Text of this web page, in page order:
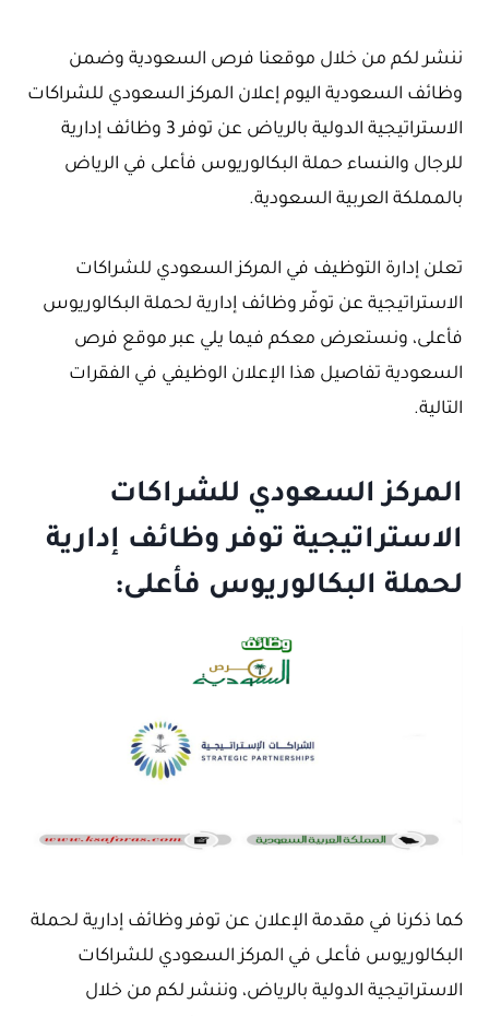
ننشر لكم من خلال موقعنا فرص السعودية وضمن
وظائف السعودية اليوم إعلان المركز السعودي للشراكات
الاستراتيجية الدولية بالرياض عن توفر 3 وظائف إدارية
للرجال والنساء حملة البكالوريوس فأعلى في الرياض
بالمملكة العربية السعودية.
تعلن إدارة التوظيف في المركز السعودي للشراكات
الاستراتيجية عن توفّر وظائف إدارية لحملة البكالوريوس
فأعلى، ونستعرض معكم فيما يلي عبر موقع فرص
السعودية تفاصيل هذا الإعلان الوظيفي في الفقرات
التالية.
المركز السعودي للشراكات
الاستراتيجية توفر وظائف إدارية
لحملة البكالوريوس فأعلى:
كما ذكرنا في مقدمة الإعلان عن توفر وظائف إدارية لحملة
البكالوريوس فأعلى في المركز السعودي للشراكات
الاستراتيجية الدولية بالرياض، وننشر لكم من خلال